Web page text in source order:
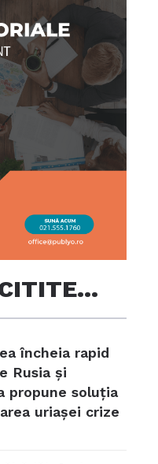
încheia rapid
Rusia și
propune soluția
uriașei crize